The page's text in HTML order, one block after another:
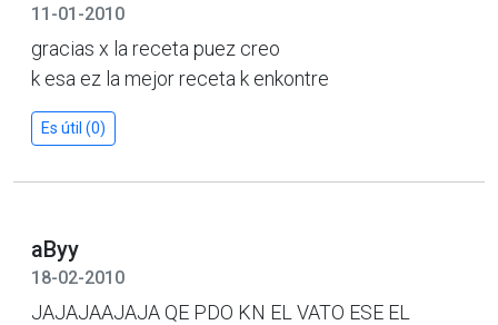
11-01-2010
gracias x la receta puez creo
k esa ez la mejor receta k enkontre
Es útil (0)
aByy
18-02-2010
JAJAJAAJAJA QE PDO KN EL VATO ESE EL